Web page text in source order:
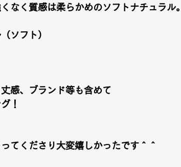
なく質感は柔らかめのソフトナチュラル。
ソフト）
感、ブランド等も含めて
！
てくださり大変嬉しかったです＾＾